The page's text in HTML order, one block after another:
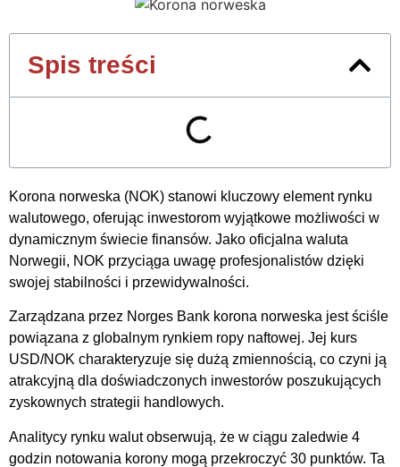
Spis treści
Korona norweska (NOK) stanowi kluczowy element rynku
walutowego, oferując inwestorom wyjątkowe możliwości w
dynamicznym świecie finansów. Jako oficjalna waluta
Norwegii, NOK przyciąga uwagę profesjonalistów dzięki
swojej stabilności i przewidywalności.
Zarządzana przez Norges Bank korona norweska jest ściśle
powiązana z globalnym rynkiem ropy naftowej. Jej kurs
USD/NOK charakteryzuje się dużą zmiennością, co czyni ją
atrakcyjną dla doświadczonych inwestorów poszukujących
zyskownych strategii handlowych.
Analitycy rynku walut obserwują, że w ciągu zaledwie 4
godzin notowania korony mogą przekroczyć 30 punktów. Ta